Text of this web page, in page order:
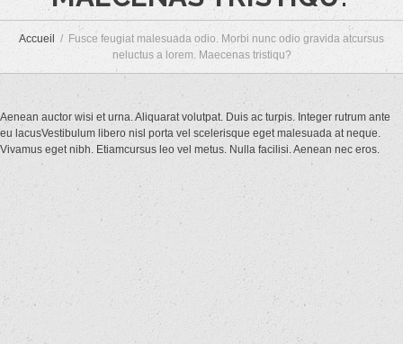
Accueil
Fusce feugiat malesuada odio. Morbi nunc odio gravida atcursus
neluctus a lorem. Maecenas tristiqu?
Aenean auctor wisi et urna. Aliquarat volutpat. Duis ac turpis. Integer rutrum ante
eu lacusVestibulum libero nisl porta vel scelerisque eget malesuada at neque.
Vivamus eget nibh. Etiamcursus leo vel metus. Nulla facilisi. Aenean nec eros.
Sans
catégorie
2011
Loginnove
commentaires